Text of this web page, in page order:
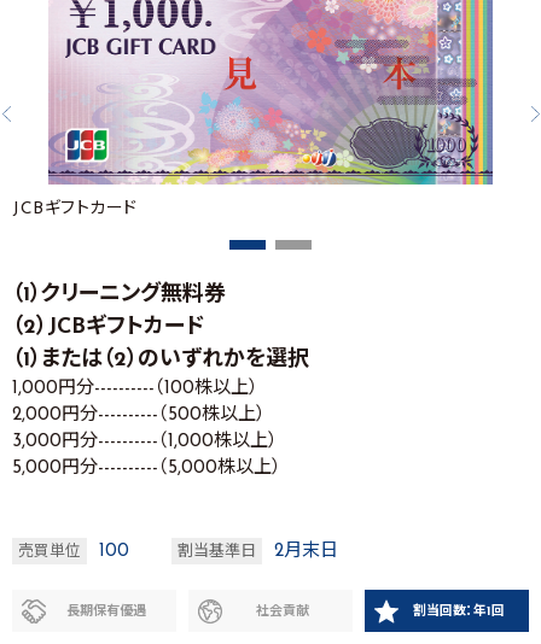
JCBギフトカード
（1）クリーニング無料券
（2）JCBギフトカード
（1）または（2）のいずれかを選択
1,000円分----------（100株以上）
2,000円分----------（500株以上）
3,000円分----------（1,000株以上）
5,000円分----------（5,000株以上）
売買単位 100 割当基準日 2月末日
長期保有優遇 社会貢献 割当回数：年1回